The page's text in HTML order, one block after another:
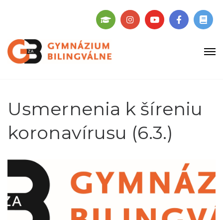
Usmernenia k šíreniu
koronavírusu (6.3.)